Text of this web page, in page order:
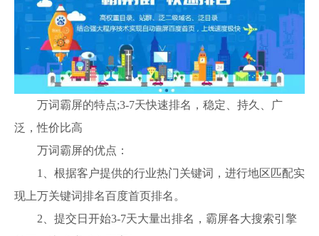
万词霸屏的特点;3-7天快速排名，稳定、持久、广
泛，性价比高
万词霸屏的优点：
1、根据客户提供的行业热门关键词，进行地区匹配实
现上万关键词排名百度首页排名。
2、提交日开始3-7天大量出排名，霸屏各大搜索引擎